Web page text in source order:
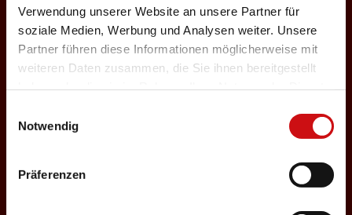
Verwendung unserer Website an unsere Partner für
soziale Medien, Werbung und Analysen weiter. Unsere
Partner führen diese Informationen möglicherweise mit
weiteren Daten zusammen, die Sie ihnen bereitgestellt
Notwendig
Präferenzen
22.10.2026
Donnerstag, 19:30 Uhr
Einlass: 18:00
Ur-Rumbelstilzje